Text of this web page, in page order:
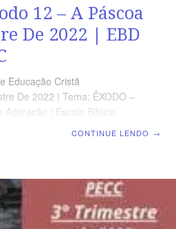
12 – A Páscoa
De 2022 | EBD
Educação Cristã
De 2022 | Tema: ÊXODO –
Adoração | Escola Biblica
Em Êxodo 12 há
a aula lendo, com todos
17 (5 a 7 min.). A revista
CONTINUE LENDO →